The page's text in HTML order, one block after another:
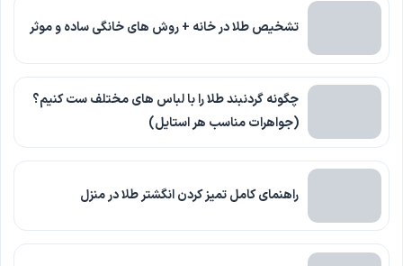
تشخیص طلا در خانه + روش های خانگی ساده و موثر
چگونه گردنبند طلا را با لباس‌ های مختلف ست کنیم؟
(جواهرات مناسب هر استایل)
راهنمای کامل تمیز کردن انگشتر طلا در منزل